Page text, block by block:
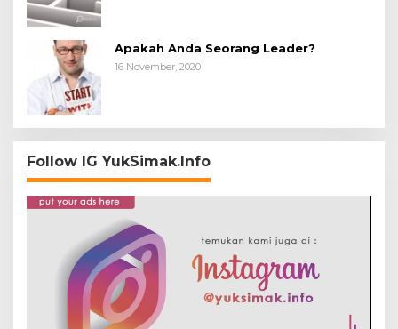
Apakah Anda Seorang Leader?
16 November, 2020
Follow IG YukSimak.Info